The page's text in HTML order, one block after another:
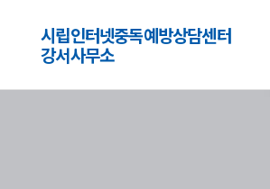
시립인터넷중독예방상담센터
강서사무소